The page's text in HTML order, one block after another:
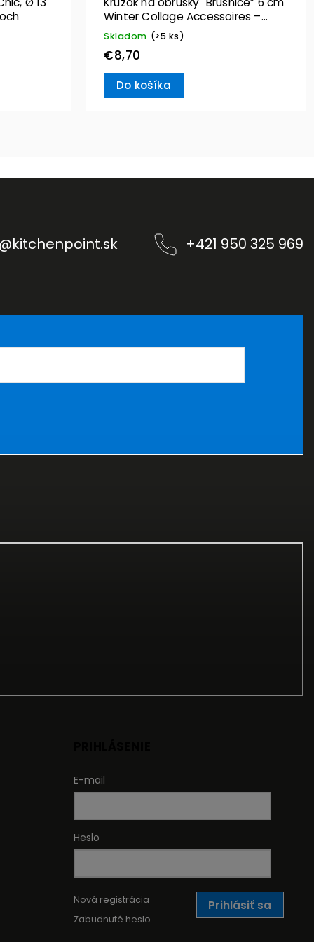
Winter Collage Accessoires –
Villeroy & Boch
Skladom (>5 ks)
€8,70
Do košíka
kitchenpoint.sk +421 950 325 969
E-mail
Heslo
Prihlásiť sa
Nová registrácia
Zabudnuté heslo